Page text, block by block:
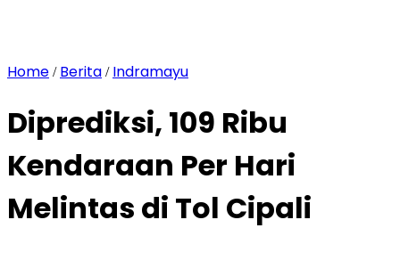
Home / Berita / Indramayu
Diprediksi, 109 Ribu
Kendaraan Per Hari
Melintas di Tol Cipali